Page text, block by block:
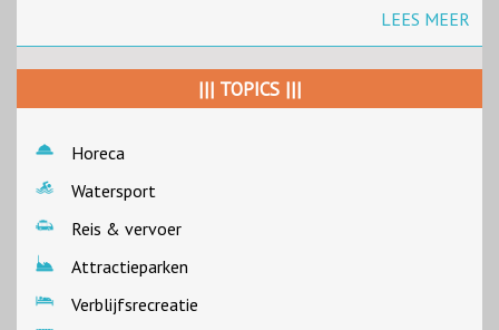
LEES MEER
||| TOPICS |||
Horeca
Watersport
Reis & vervoer
Attractieparken
Verblijfsrecreatie